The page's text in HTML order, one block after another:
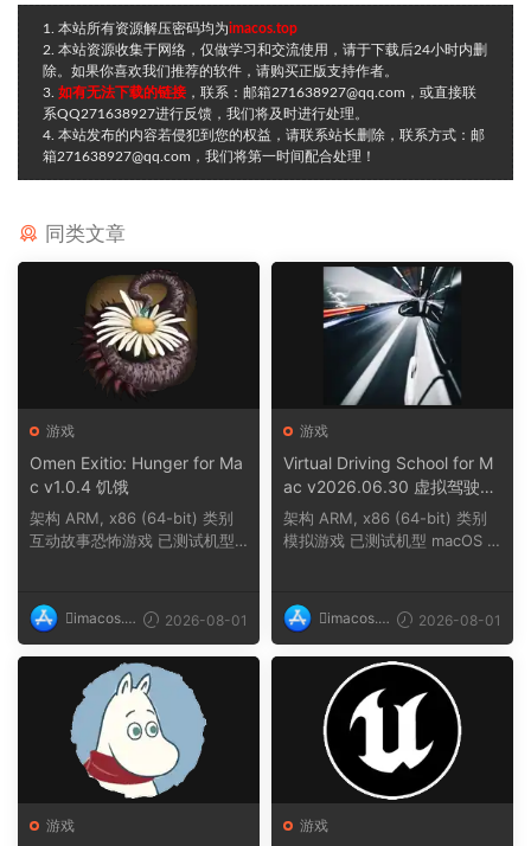
1. 本站所有资源解压密码均为imacos.top
2. 本站资源收集于网络，仅做学习和交流使用，请于下载后24小时内删
除。如果你喜欢我们推荐的软件，请购买正版支持作者。
3. 如有无法下载的链接 ，联系：邮箱271638927@qq.com，或直接联
系QQ271638927进行反馈，我们将及时进行处理。
4. 本站发布的内容若侵犯到您的权益，请联系站长删除，联系方式：邮
箱271638927@qq.com，我们将第一时间配合处理！
同类文章
游戏
Omen Exitio: Hunger for Ma
c v1.0.4 饥饿
架构 ARM, x86 (64-bit) 类别
互动故事恐怖游戏 已测试机型
imacos.t
op
2026-08-01
游戏
Virtual Driving School for M
ac v2026.06.30 虚拟驾驶学
校
架构 ARM, x86 (64-bit) 类别
模拟游戏 已测试机型 macOS T
imacos.t
op
2026-08-01
游戏 游戏